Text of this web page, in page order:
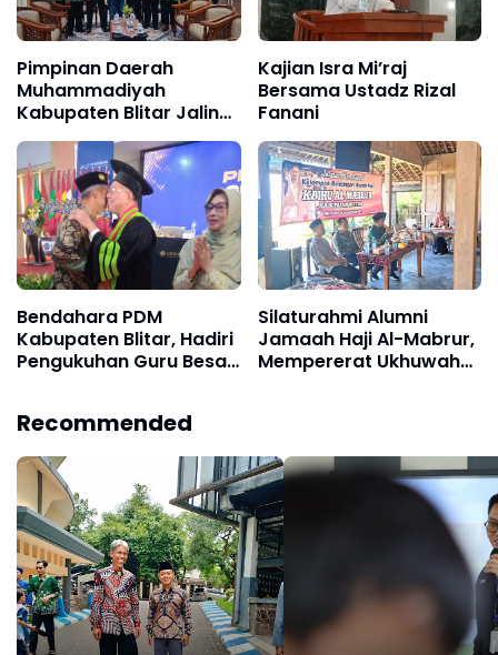
Pimpinan Daerah
Muhammadiyah
Kabupaten Blitar Jalin
Silaturahmi dengan
Bupati Blitar
Kajian Isra Mi’raj
Bersama Ustadz Rizal
Fanani
Bendahara PDM
Kabupaten Blitar, Hadiri
Pengukuhan Guru Besar
Muhammadiyah
Surabaya
Silaturahmi Alumni
Jamaah Haji Al-Mabrur,
Mempererat Ukhuwah
Recommended